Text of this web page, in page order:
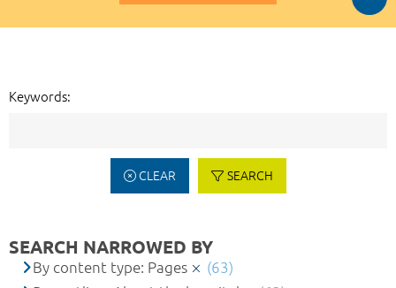
Keywords:
CLEAR SEARCH
SEARCH NARROWED BY
By content type: Pages
(63)